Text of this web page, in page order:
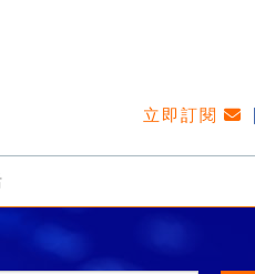
立即訂閱